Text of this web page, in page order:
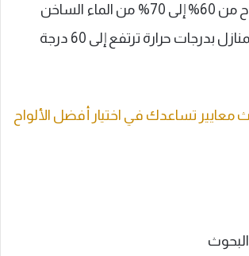
يتم توفير ما يتراوح من 60% إلى 70% من الماء الساخن
المستخدم في المنازل بدرجات حرارة ترتفع إلى 60 درجة
معايير تساعدك في اختيار أفضل الألواح